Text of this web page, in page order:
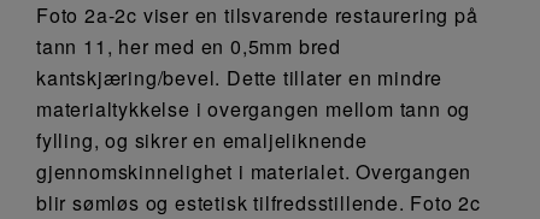
Foto 2a-2c viser en tilsvarende restaurering på
tann 11, her med en 0,5mm bred
kantskjæring/bevel. Dette tillater en mindre
materialtykkelse i overgangen mellom tann og
fylling, og sikrer en emaljeliknende
gjennomskinnelighet i materialet. Overgangen
blir sømløs og estetisk tilfredsstillende. Foto 2c